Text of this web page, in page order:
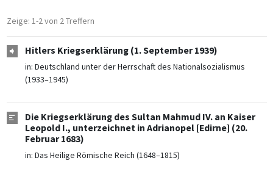
Zeige: 1-2 von 2 Treffern
Hitlers Kriegserklärung (1. September 1939)
in: Deutschland unter der Herrschaft des Nationalsozialismus
(1933–1945)
Die Kriegserklärung des Sultan Mahmud IV. an Kaiser
Leopold I., unterzeichnet in Adrianopel [Edirne] (20.
Februar 1683)
in: Das Heilige Römische Reich (1648–1815)